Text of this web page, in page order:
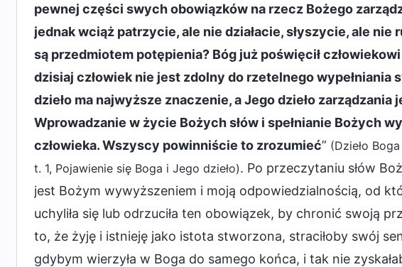
pewnej części swych obowiązków na rzecz Bożego
jednak wciąż patrzycie, ale nie działacie, słyszycie, ale nie
są przedmiotem potępienia? Bóg już poświęcił
dzisiaj człowiek nie jest zdolny do rzetelnego wypełniania
dzieło ma najwyższe znaczenie, a Jego dzieło
Wprowadzanie w życie Bożych słów i spełnianie Bożych
człowieka. Wszyscy powinniście to zrozumieć” (Dzieło
t. 1, Pojawienie się Boga i Jego dzieło). Po przeczytaniu słów
jest Bożym wywyższeniem i moją odpowiedzialnością, od
uchyliła się lub odrzuciła ten obowiązek, by chronić swoją
to, że żyję i istnieję jako istota stworzona, straciłoby swój
gdybym wierzyła w Boga do samego końca, i tak nie